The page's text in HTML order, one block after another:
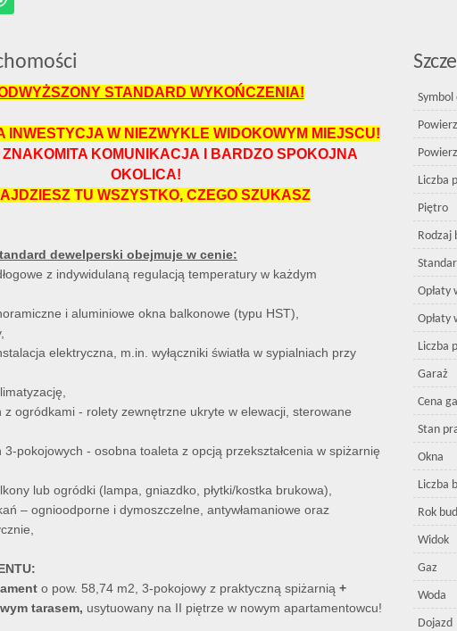
STANDARD WYKOŃCZENIA!
INWESTYCJA W NIEZWYKLE WIDOKOWYM MIEJSCU!
ZNAKOMITA KOMUNIKACJA I BARDZO SPOKOJNA
OKOLICA!
TU WSZYSTKO, CZEGO SZUKASZ
dewelperski obejmuje w cenie:
z indywidulaną regulacją temperatury w każdym
i aluminiowe okna balkonowe (typu HST),
elektryczna, m.in. wyłączniki światła w sypialniach przy
z ogródkami - rolety zewnętrzne ukryte w elewacji, sterowane
3-pokojowych - osobna toaleta z opcją przekształcenia w spiżarnię
lub ogródki (lampa, gniazdko, płytki/kostka brukowa),
– ognioodporne i dymoszczelne, antywłamaniowe oraz
o pow. 58,74 m2, 3-pokojowy z praktyczną spiżarnią +
tarasem, usytuowany na II piętrze w nowym apartamentowcu!
Liczba
Piętro
Rodzaj
Opłaty
Opłaty
Liczba
Garaż
Cena
Stan
Okna
Liczba
Rok
Widok
Gaz
Woda
Dojazd